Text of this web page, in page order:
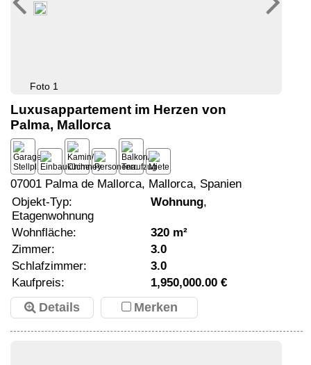
Foto 1
Luxusappartement im Herzen von
Palma, Mallorca
07001 Palma de Mallorca, Mallorca, Spanien
Objekt-Typ:
Wohnung,
Etagenwohnung
Wohnfläche:
320 m²
Zimmer:
3.0
Schlafzimmer:
3.0
Kaufpreis:
1,950,000.00 €
Details Merken